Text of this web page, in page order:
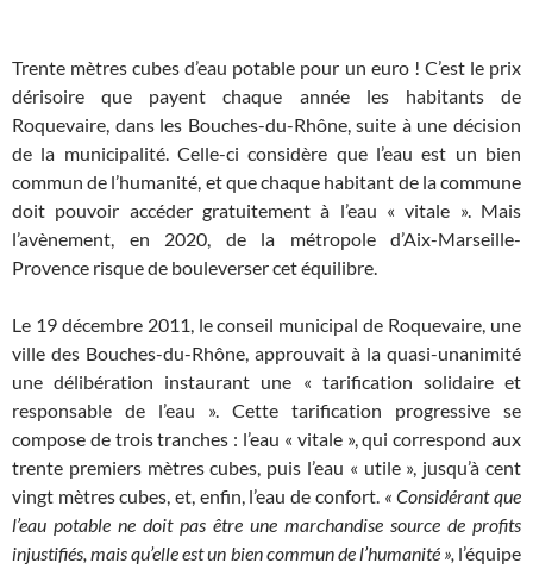
Trente mètres cubes d’eau potable pour un euro ! C’est le prix
dérisoire que payent chaque année les habitants de
Roquevaire, dans les Bouches-du-Rhône, suite à une décision
de la municipalité. Celle-ci considère que l’eau est un bien
commun de l’humanité, et que chaque habitant de la commune
doit pouvoir accéder gratuitement à l’eau « vitale ». Mais
l’avènement, en 2020, de la métropole d’Aix-Marseille-
Provence risque de bouleverser cet équilibre.
Le 19 décembre 2011, le conseil municipal de Roquevaire, une
ville des Bouches-du-Rhône, approuvait à la quasi-unanimité
une délibération instaurant une « tarification solidaire et
responsable de l’eau ». Cette tarification progressive se
compose de trois tranches : l’eau « vitale », qui correspond aux
trente premiers mètres cubes, puis l’eau « utile », jusqu’à cent
vingt mètres cubes, et, enfin, l’eau de confort. « Considérant que
l’eau potable ne doit pas être une marchandise source de profits
injustifiés, mais qu’elle est un bien commun de l’humanité », l’équipe